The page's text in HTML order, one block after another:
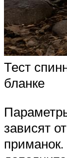
Тест
бланке
зависят